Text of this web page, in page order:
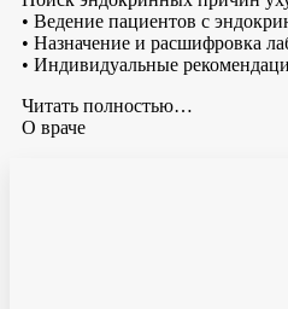
• Ведение пациентов с
• Назначение и расшифровка
• Индивидуальные
Читать полностью…
О враче